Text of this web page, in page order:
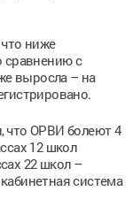
ниже
сравнению с
выросла – на
что ОРВИ болеют 4
12 школ
22 школ –
система